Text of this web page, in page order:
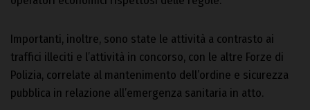
Importanti, inoltre, sono state le attività a contrasto ai
traffici illeciti e l’attività in concorso, con le altre Forze di
Polizia, correlate al mantenimento dell’ordine e sicurezza
pubblica in relazione all’emergenza sanitaria in atto.